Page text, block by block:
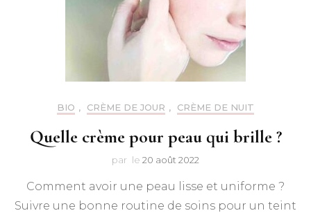
BIO , CRÈME DE JOUR , CRÈME DE NUIT
Quelle crème pour peau qui brille ?
par le 20 août 2022
Comment avoir une peau lisse et uniforme ?
Suivre une bonne routine de soins pour un teint